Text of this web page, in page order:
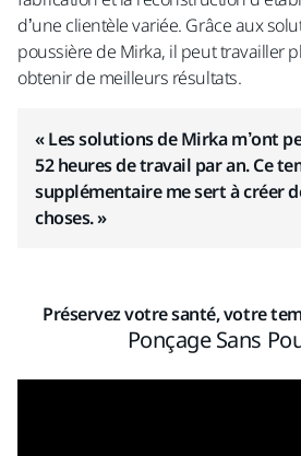
d’une clientèle variée. Grâce aux
poussière de Mirka, il peut travailler
obtenir de meilleurs résultats.
« Les solutions de Mirka m’ont
52 heures de travail par an. Ce
supplémentaire me sert à créer
choses. »
Préservez votre santé, votre
Ponçage Sans